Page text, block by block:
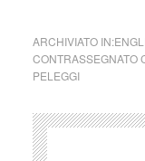
ARCHIVIATO IN:
CONTRASSEGNATO
PELEGGI